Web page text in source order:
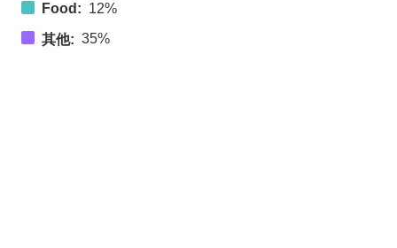
Food: 12%
其他: 35%